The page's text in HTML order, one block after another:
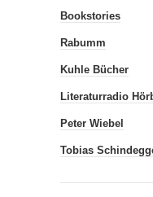
Bookstories
Rabumm
Kuhle Bücher
Literaturradio
Peter Wiebel
Tobias